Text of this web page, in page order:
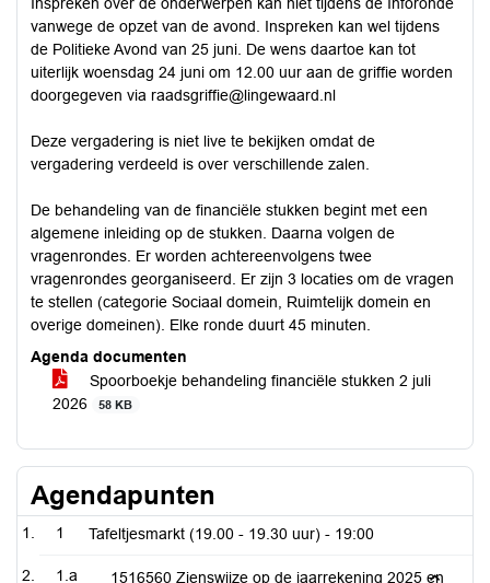
vanwege de opzet van de avond. Inspreken kan wel tijdens
de Politieke Avond van 25 juni. De wens daartoe kan tot
uiterlijk woensdag 24 juni om 12.00 uur aan de griffie worden
doorgegeven via raadsgriffie@lingewaard.nl
Deze vergadering is niet live te bekijken omdat de
vergadering verdeeld is over verschillende zalen.
De behandeling van de financiële stukken begint met een
algemene inleiding op de stukken. Daarna volgen de
vragenrondes. Er worden achtereenvolgens twee
vragenrondes georganiseerd. Er zijn 3 locaties om de vragen
te stellen (categorie Sociaal domein, Ruimtelijk domein en
overige domeinen). Elke ronde duurt 45 minuten.
Agenda documenten
Spoorboekje behandeling financiële stukken 2 juli
2026
58 KB
Agendapunten
1 Tafeltjesmarkt (19.00 - 19.30 uur) - 19:00
1.a
1516560 Zienswijze op de jaarrekening 2025 en